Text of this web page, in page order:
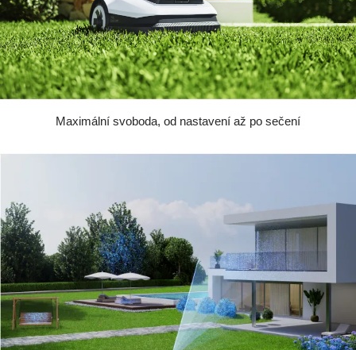
Maximální svoboda, od nastavení až po sečení